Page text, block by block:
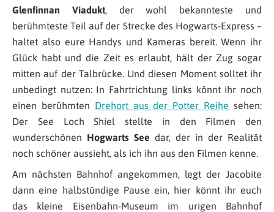
Glenfinnan Viadukt, der wohl bekannteste und
berühmteste Teil auf der Strecke des Hogwarts-Express –
haltet also eure Handys und Kameras bereit. Wenn ihr
Glück habt und die Zeit es erlaubt, hält der Zug sogar
mitten auf der Talbrücke. Und diesen Moment solltet ihr
unbedingt nutzen: In Fahrtrichtung links könnt ihr noch
einen berühmten Drehort aus der Potter Reihe sehen:
Der See Loch Shiel stellte in den Filmen den
wunderschönen Hogwarts See dar, der in der Realität
noch schöner aussieht, als ich ihn aus den Filmen kenne.
Am nächsten Bahnhof angekommen, legt der Jacobite
dann eine halbstündige Pause ein, hier könnt ihr euch
das kleine Eisenbahn-Museum im urigen Bahnhof